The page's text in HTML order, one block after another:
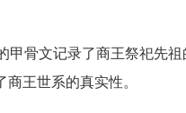
甲骨文记录了商王祭祀先祖
王世系的真实性。